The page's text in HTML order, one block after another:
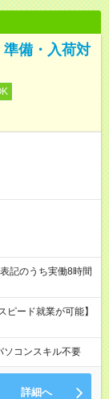
備・入荷対
ード就業が可能】
ソコンスキル不要
詳細へ